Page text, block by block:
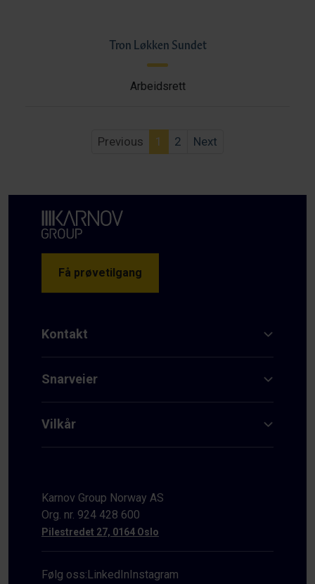
Tron Løkken Sundet
Arbeidsrett
Previous 1 2 Next
Få prøvetilgang
Kontakt
Snarveier
Vilkår
Karnov Group Norway AS
Org. nr. 924 428 600
Pilestredet 27, 0164 Oslo
Følg oss:LinkedInInstagram